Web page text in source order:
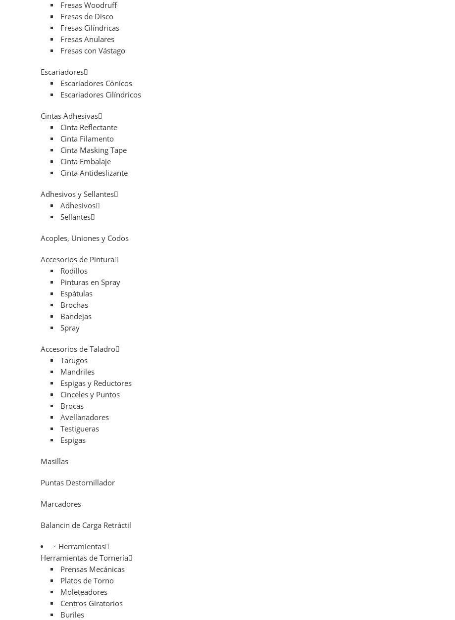
Fresas Woodruff
Fresas de Disco
Fresas Cilíndricas
Fresas Anulares
Fresas con Vástago
Escariadores
Escariadores Cónicos
Escariadores Cilíndricos
Cintas Adhesivas
Cinta Reflectante
Cinta Filamento
Cinta Masking Tape
Cinta Embalaje
Cinta Antideslizante
Adhesivos y Sellantes
Adhesivos
Sellantes
Acoples, Uniones y Codos
Accesorios de Pintura
Rodillos
Pinturas en Spray
Espátulas
Brochas
Bandejas
Spray
Accesorios de Taladro
Tarugos
Mandriles
Espigas y Reductores
Cinceles y Puntos
Brocas
Avellanadores
Testigueras
Espigas
Masillas
Puntas Destornillador
Marcadores
Balancin de Carga Retráctil
Herramientas
Herramientas de Tornería
Prensas Mecánicas
Platos de Torno
Moleteadores
Centros Giratorios
Buriles